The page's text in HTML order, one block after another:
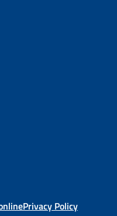
Privacy Policy